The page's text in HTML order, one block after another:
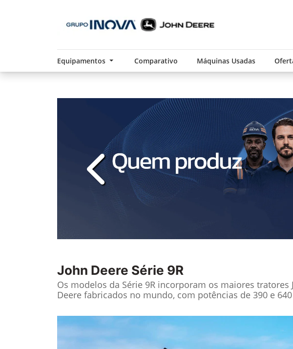
Equipamentos Comparativo Máquinas Usadas
templates.template-
John Deere Série 9R
Os modelos da Série 9R incorporam os maiores tratores
Deere fabricados no mundo, com potências de 390 e